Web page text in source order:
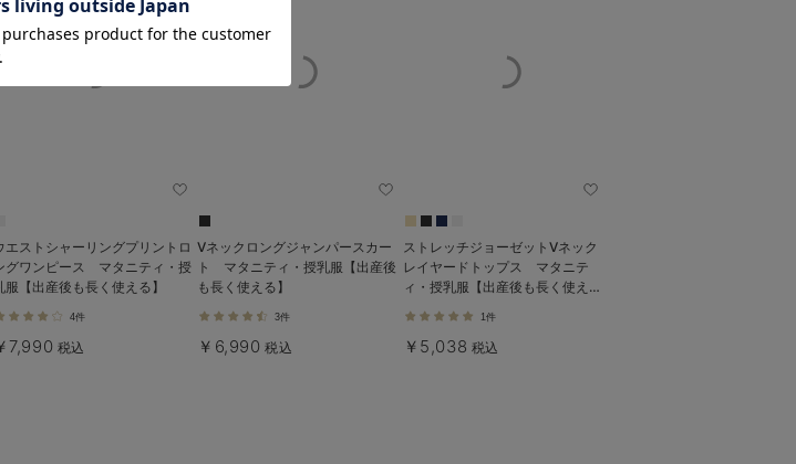
エストシャーリングプリントロ
グワンピース マタニティ・授
服【出産後も長く使える】
4件
7,990 税込
Vネックロングジャンパースカー
ト マタニティ・授乳服【出産後
も長く使える】
3件
￥6,990 税込
ストレッチジョーゼットVネック
レイヤードトップス マタニテ
ィ・授乳服【出産後も長く使え
1件
￥5,038 税込